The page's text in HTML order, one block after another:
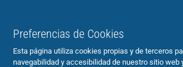
Preferencias de Cookies
Esta página utiliza cookies propias y de terceros
navegabilidad y accesibilidad de nuestro sitio web